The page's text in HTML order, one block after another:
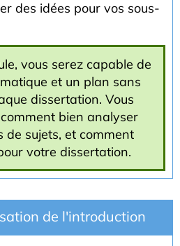
des idées pour vos sous-
vous serez capable de
et un plan sans
dissertation. Vous
bien analyser
de sujets, et comment
votre dissertation.
de l'introduction